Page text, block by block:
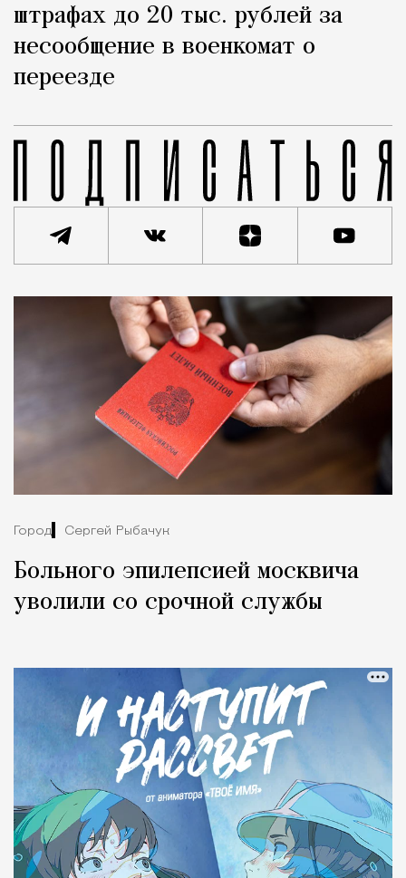
штрафах до 20 тыс. рублей за
несообщение в военкомат о
переезде
Город Сергей Рыбачук
Больного эпилепсией москвича
уволили со срочной службы